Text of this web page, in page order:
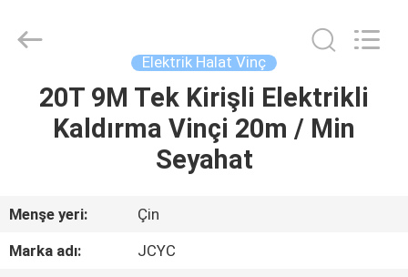
HAKKIMIZDA
Machinery
Reserved.
Elektrik Halat Vinç
20T 9M Tek Kirişli Elektrikli
Kaldırma Vinçi 20m / Min
Seyahat
Menşe yeri:
Çin
Marka adı:
JCYC